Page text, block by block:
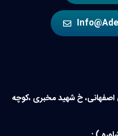
اصفهانی، خ شهید مخبری ،کوچه